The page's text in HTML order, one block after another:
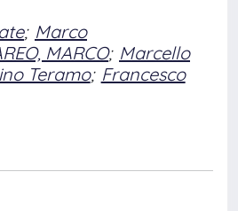
; Marco
MARCO; Marcello
Teramo; Francesco